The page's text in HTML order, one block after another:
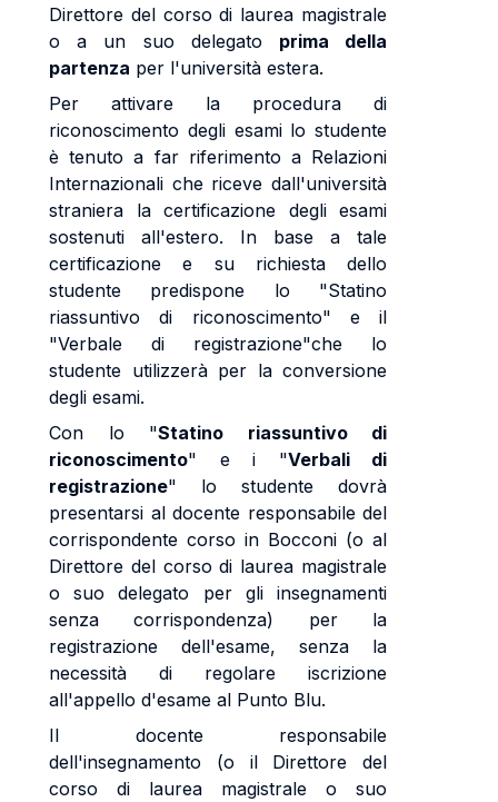
Direttore del corso di laurea magistrale
o a un suo delegato prima della
partenza per l'università estera.
Per attivare la procedura di
riconoscimento degli esami lo studente
è tenuto a far riferimento a Relazioni
Internazionali che riceve dall'università
straniera la certificazione degli esami
sostenuti all'estero. In base a tale
certificazione e su richiesta dello
studente predispone lo "Statino
riassuntivo di riconoscimento" e il
"Verbale di registrazione"che lo
studente utilizzerà per la conversione
degli esami.
Con lo "Statino riassuntivo di
riconoscimento" e i "Verbali di
registrazione" lo studente dovrà
presentarsi al docente responsabile del
corrispondente corso in Bocconi (o al
Direttore del corso di laurea magistrale
o suo delegato per gli insegnamenti
senza corrispondenza) per la
registrazione dell'esame, senza la
necessità di regolare iscrizione
all'appello d'esame al Punto Blu.
Il docente responsabile
dell'insegnamento (o il Direttore del
corso di laurea magistrale o suo